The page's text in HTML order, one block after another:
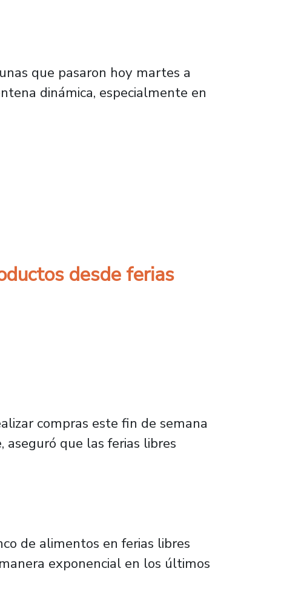
que pasaron hoy martes a
dinámica, especialmente en
en cuarentena, pero que en una
desde ferias
compras este fin de semana
que las ferias libres
de alimentos en ferias libres
exponencial en los últimos